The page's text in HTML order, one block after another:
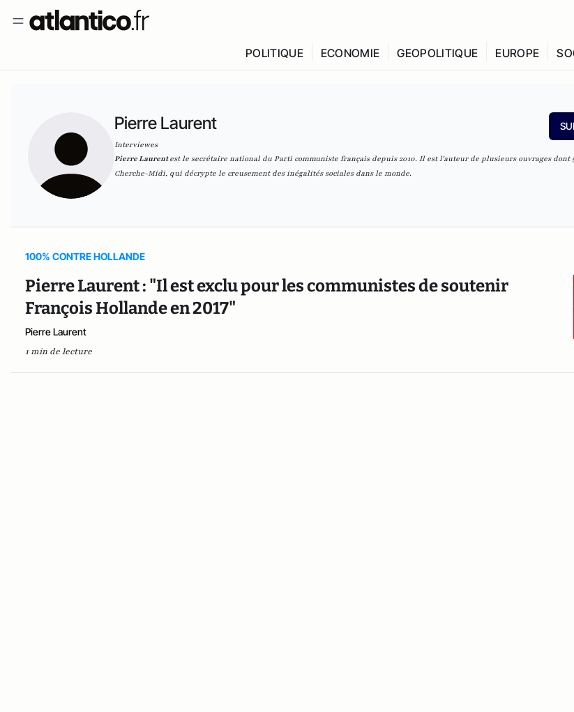
POLITIQUE ECONOMIE GEOPOLITIQUE EUROPE
Pierre Laurent
Interviewes
Pierre Laurentest le secrétaire national du Parti communiste français depuis 2010. Il est l'auteur de plusieurs ouvrages dont
Cherche-Midi, qui décrypte le creusement des inégalités sociales dans le monde.
100% CONTRE HOLLANDE
Pierre Laurent : "Il est exclu pour les communistes de soutenir
François Hollande en 2017"
Pierre Laurent
1 min de lecture